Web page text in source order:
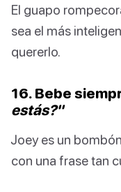
El guapo
sea el más
quererlo.
16. Bebe
estás?"
Joey es un
con una frase tan